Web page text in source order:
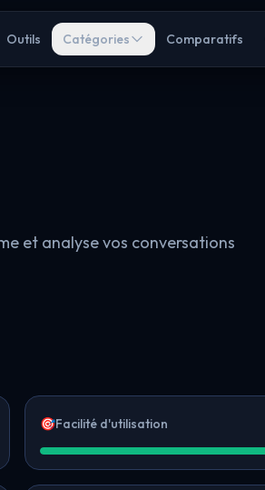
Outils Catégories Comparatifs
et analyse vos conversations
🎯Facilité d'utilisation